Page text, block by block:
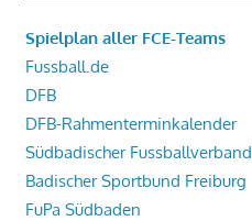
Spielplan aller FCE-Teams
Fussball.de
DFB
DFB-Rahmenterminkalender
Südbadischer Fussballverband
Badischer Sportbund Freiburg
FuPa Südbaden